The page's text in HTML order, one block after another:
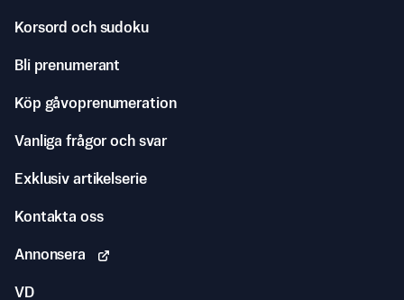
Korsord och sudoku
Bli prenumerant
Köp gåvoprenumeration
Vanliga frågor och svar
Exklusiv artikelserie
Kontakta oss
Annonsera
VD